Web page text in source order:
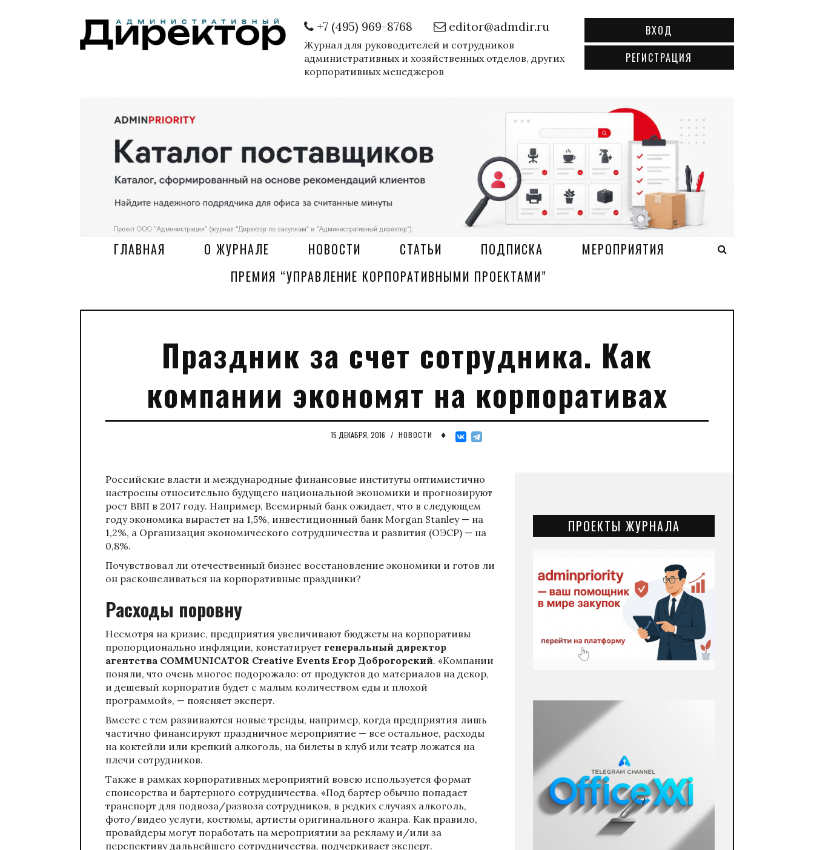
+7 (495) 969-8768 editor@admdir.ru
Журнал для руководителей и сотрудников
административных и хозяйственных отделов, других
корпоративных менеджеров
ВХОД
РЕГИСТРАЦИЯ
ГЛАВНАЯ О ЖУРНАЛЕ НОВОСТИ СТАТЬИ ПОДПИСКА
МЕРОПРИЯТИЯ
ПРЕМИЯ “УПРАВЛЕНИЕ КОРПОРАТИВНЫМИ ПРОЕКТАМИ”
Праздник за счет сотрудника. Как
компании экономят на корпоративах
15 ДЕКАБРЯ, 2016 / НОВОСТИ ♦
Российские власти и международные финансовые институты оптимистично
настроены относительно будущего национальной экономики и прогнозируют
рост ВВП в 2017 году. Например, Всемирный банк ожидает, что в следующем
году экономика вырастет на 1,5%, инвестиционный банк Morgan Stanley — на
1,2%, а Организация экономического сотрудничества и развития (ОЭСР) — на
0,8%.
Почувствовал ли отечественный бизнес восстановление экономики и готов ли
он раскошеливаться на корпоративные праздники?
Расходы поровну
Несмотря на кризис, предприятия увеличивают бюджеты на корпоративы
пропорционально инфляции, констатирует генеральный директор
агентства COMMUNICATOR Creative Events Егор Доброгорский. «Компании
поняли, что очень многое подорожало: от продуктов до материалов на декор,
и дешевый корпоратив будет с малым количеством еды и плохой
программой», — поясняет эксперт.
Вместе с тем развиваются новые тренды, например, когда предприятия лишь
частично финансируют праздничное мероприятие — все остальное, расходы
на коктейли или крепкий алкоголь, на билеты в клуб или театр ложатся на
плечи сотрудников.
Также в рамках корпоративных мероприятий вовсю используется формат
спонсорства и бартерного сотрудничества. «Под бартер обычно попадает
транспорт для подвоза/развоза сотрудников, в редких случаях алкоголь,
фото/видео услуги, костюмы, артисты оригинального жанра. Как правило,
провайдеры могут поработать на мероприятии за рекламу и/или за
перспективу дальнейшего сотрудничества, подчеркивает эксперт.
ПРОЕКТЫ ЖУРНАЛА